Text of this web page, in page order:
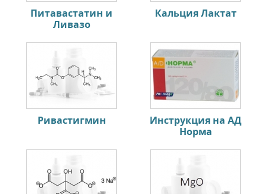
Питавастатин и
Ливазо
Кальция Лактат
Ривастигмин
Инструкция на АД
Норма